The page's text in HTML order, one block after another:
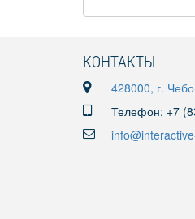
КОНТАКТЫ
428000, г.
Телефон: +7